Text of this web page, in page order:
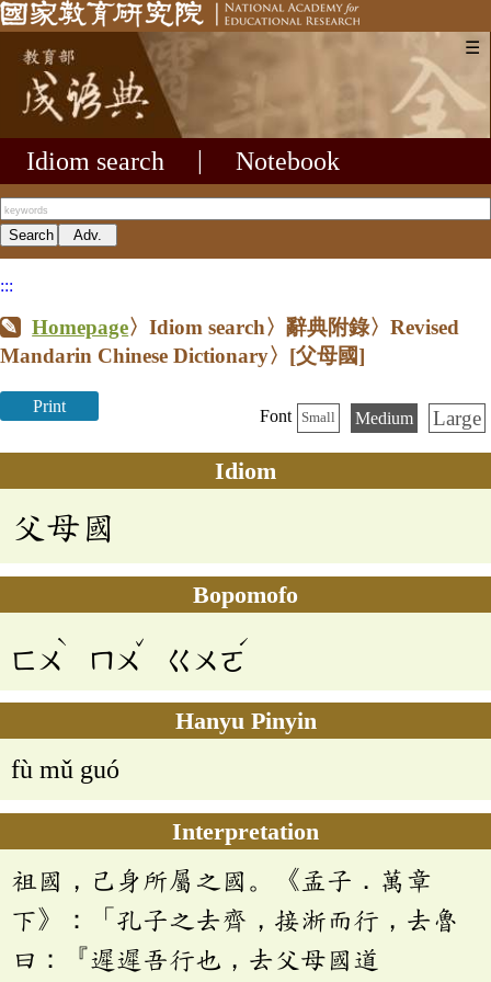
☰
Idiom search Notebook
:::
Homepage〉Idiom search〉辭典附錄〉Revised
Mandarin Chinese Dictionary〉 [父母國]
Print
Font Small Medium Large
Idiom
父母國
Bopomofo
ㄈㄨ
ˋ
ㄇㄨ
ˇ
ㄍㄨㄛ
ˊ
Hanyu Pinyin
fù mǔ guó
Interpretation
祖國，己身所屬之國。《孟子．萬章
下》：「孔子之去齊，接淅而行，去魯
曰：『遲遲吾行也，去父母國道